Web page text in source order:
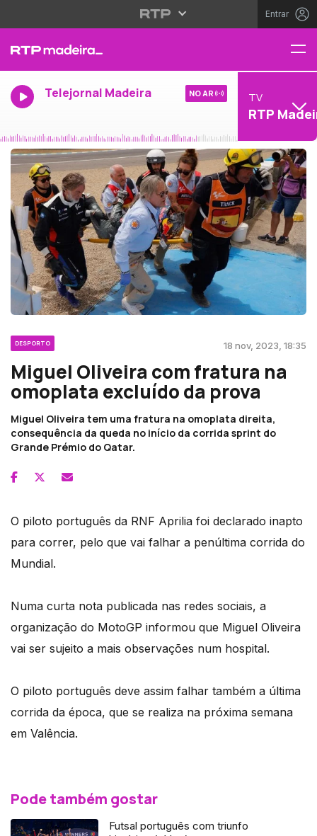
Entrar
Telejornal Madeira NO AR TV
RTP
DESPORTO 18 nov, 2023, 18:35
Miguel Oliveira com fratura na
omoplata excluído da prova
Miguel Oliveira tem uma fratura na omoplata direita,
consequência da queda no início da corrida sprint do
Grande Prémio do Qatar.
O piloto português da RNF Aprilia foi declarado inapto
para correr, pelo que vai falhar a penúltima corrida do
Mundial.
Numa curta nota publicada nas redes sociais, a
organização do MotoGP informou que Miguel Oliveira
vai ser sujeito a mais observações num hospital.
O piloto português deve assim falhar também a última
corrida da época, que se realiza na próxima semana
em Valência.
Pode também gostar
Futsal português com triunfo